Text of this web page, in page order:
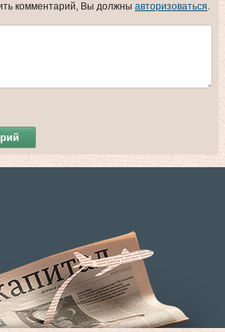
комментарий, Вы должны авторизоваться.